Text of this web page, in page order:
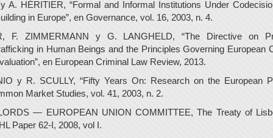
A. HÉRITIER, “Formal and Informal Institutions Under
in Europe”, en Governance, vol. 16, 2003, n. 4.
F. ZIMMERMANN y G. LANGHELD, “The Directive on
in Human Beings and the Principles Governing European
en European Criminal Law Review, 2013.
y R. SCULLY, “Fifty Years On: Research on the European
Market Studies, vol. 41, 2003, n. 2.
— EUROPEAN UNION COMMITTEE, The Treaty of
Paper 62-I, 2008, vol I.